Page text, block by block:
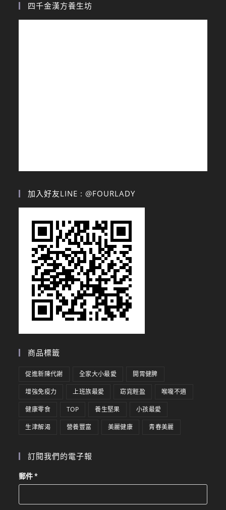
四千金漢方養生坊
加入好友LINE : @FOURLADY
商品標籤
促進新陳代謝 全家大小最愛 開胃健脾
增強免疫力 上班族最愛 窈窕輕盈 喉嚨不適
健康零食 TOP 養生堅果 小孩最愛
生津解渴 營養豐富 美麗健康 青春美麗
訂閱我們的電子報
郵件*